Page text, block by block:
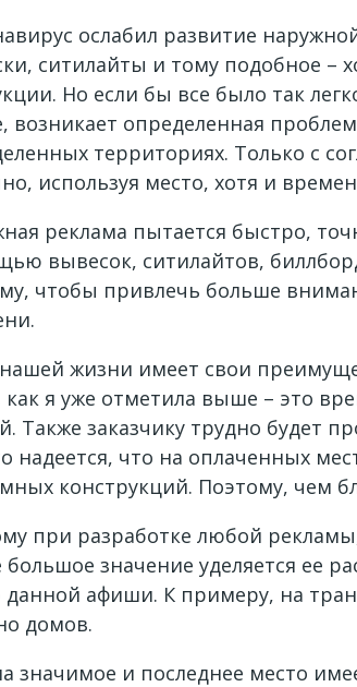
ослабил развитие
ситилайты и тому подобное –
Но если бы все было так
возникает определенная
территориях. Только с
используя место, хотя и
реклама пытается быстро,
вывесок, ситилайтов,
чтобы привлечь больше
жизни имеет свои
как я уже отметила выше – это
Также заказчику трудно будет
надеется, что на оплаченных
конструкций. Поэтому, чем
при разработке любой
большое значение уделяется ее
данной афиши. К примеру, на
домов.
значимое и последнее место